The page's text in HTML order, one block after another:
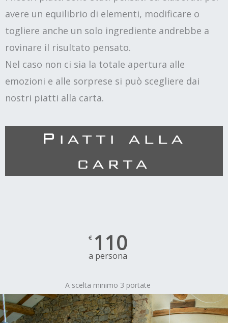
avere un equilibrio di elementi, modificare o
togliere anche un solo ingrediente andrebbe a
rovinare il risultato pensato.
Nel caso non ci sia la totale apertura alle
emozioni e alle sorprese si può scegliere dai
nostri piatti alla carta.
Piatti alla
carta
€ 110
a persona
A scelta minimo 3 portate